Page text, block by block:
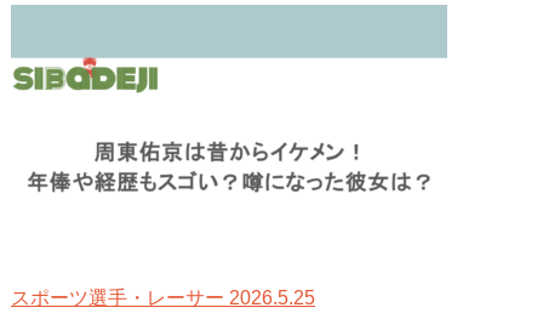
スポーツ選手・レーサー 2026.5.25